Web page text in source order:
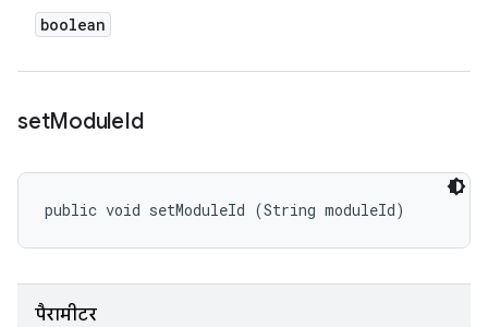
boolean
setModuleId
public void setModuleId (String moduleId)
पैरामीटर